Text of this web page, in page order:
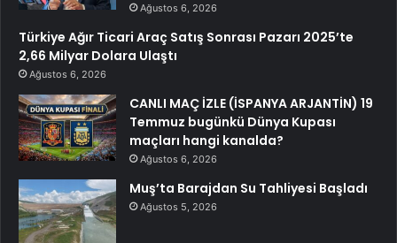
Ağustos 6, 2026
Türkiye Ağır Ticari Araç Satış Sonrası Pazarı 2025’te
2,66 Milyar Dolara Ulaştı
Ağustos 6, 2026
CANLI MAÇ İZLE (İSPANYA ARJANTİN) 19
Temmuz bugünkü Dünya Kupası
maçları hangi kanalda?
Ağustos 6, 2026
Muş’ta Barajdan Su Tahliyesi Başladı
Ağustos 5, 2026